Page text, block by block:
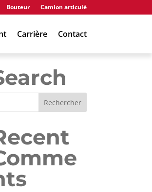
Bouteur
Camion articulé
Carrière Contact